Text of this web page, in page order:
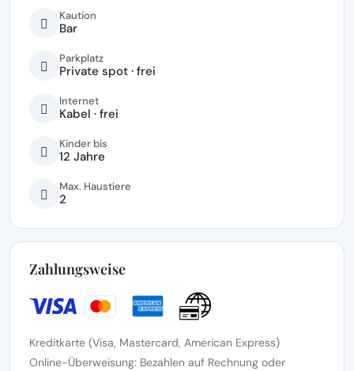
Kaution
Bar
Parkplatz
Private spot · frei
Internet
Kabel · frei
Kinder bis
12 Jahre
Max. Haustiere
2
Zahlungsweise
Kreditkarte (Visa, Mastercard, American Express)
Online-Überweisung: Bezahlen auf Rechnung oder